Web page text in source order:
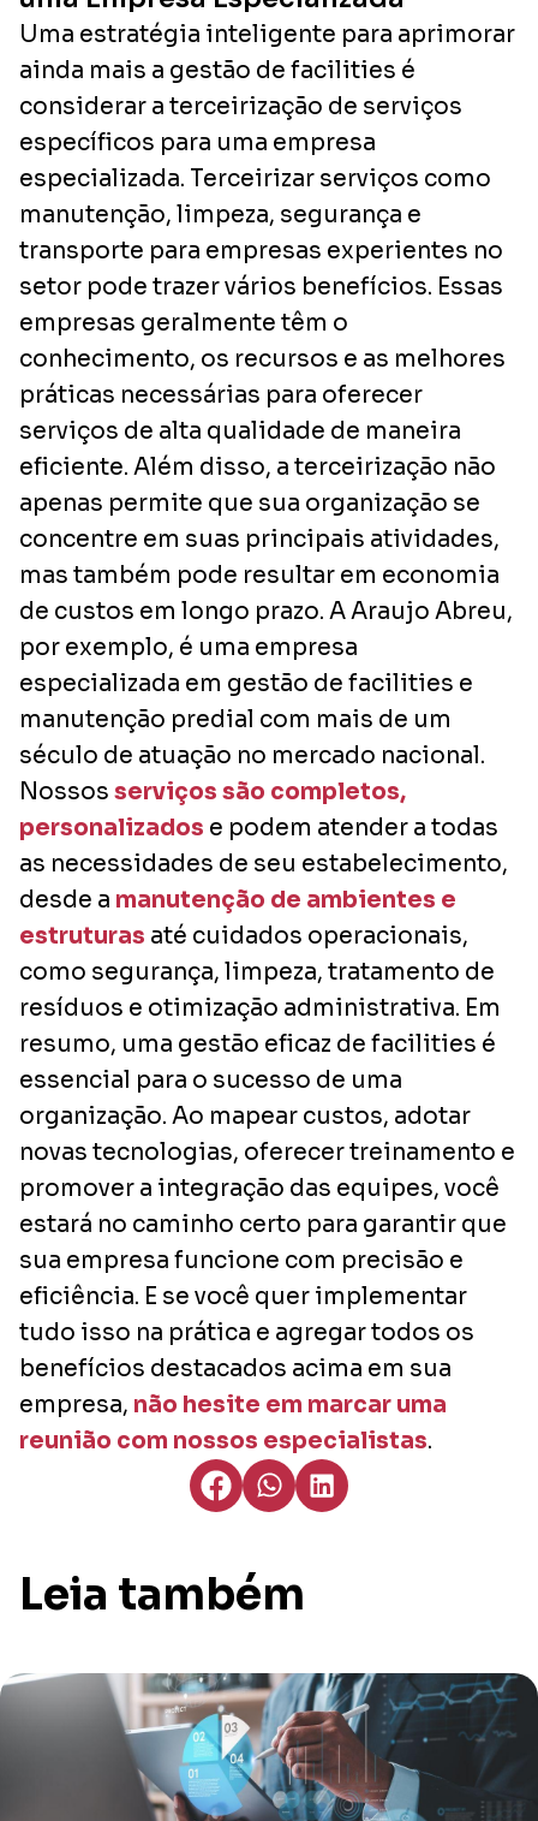
Uma estratégia inteligente para aprimorar
ainda mais a gestão de facilities é
considerar a terceirização de serviços
específicos para uma empresa
especializada. Terceirizar serviços como
manutenção, limpeza, segurança e
transporte para empresas experientes no
setor pode trazer vários benefícios. Essas
empresas geralmente têm o
conhecimento, os recursos e as melhores
práticas necessárias para oferecer
serviços de alta qualidade de maneira
eficiente. Além disso, a terceirização não
apenas permite que sua organização se
concentre em suas principais atividades,
mas também pode resultar em economia
de custos em longo prazo. A Araujo Abreu,
por exemplo, é uma empresa
especializada em gestão de facilities e
manutenção predial com mais de um
século de atuação no mercado nacional.
Nossos serviços são completos,
personalizados e podem atender a todas
as necessidades de seu estabelecimento,
desde a manutenção de ambientes e
estruturas até cuidados operacionais,
como segurança, limpeza, tratamento de
resíduos e otimização administrativa. Em
resumo, uma gestão eficaz de facilities é
essencial para o sucesso de uma
organização. Ao mapear custos, adotar
novas tecnologias, oferecer treinamento e
promover a integração das equipes, você
estará no caminho certo para garantir que
sua empresa funcione com precisão e
eficiência. E se você quer implementar
tudo isso na prática e agregar todos os
benefícios destacados acima em sua
empresa, não hesite em marcar uma
reunião com nossos especialistas.
Leia também